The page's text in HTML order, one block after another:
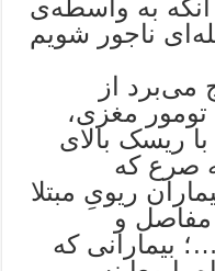
آنکه به واسطه‌ی
ناجور شویم
می‌برد از
تومور مغزی،
با ریسک بالای
صرع که
ریویِ مبتلا
مفاصل و
بیمارانی که